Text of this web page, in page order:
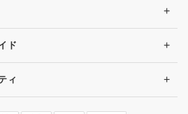
+
ド +
ィ +